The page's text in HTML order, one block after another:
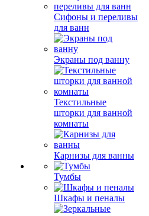
Сифоны и переливы
для ванн
Экраны под ванну
Текстильные
шторки для ванной
комнаты
Карнизы для ванны
Тумбы
Шкафы и пеналы